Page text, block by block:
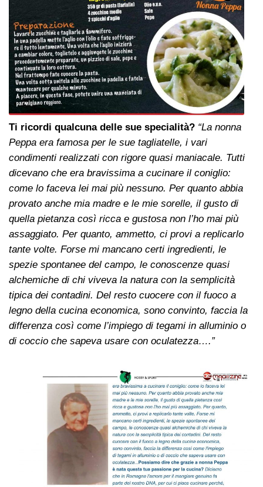
Ti ricordi qualcuna delle sue specialità? “La nonna
Peppa era famosa per le sue tagliatelle, i vari
condimenti realizzati con rigore quasi maniacale. Tutti
dicevano che era bravissima a cucinare il coniglio:
come lo faceva lei mai più nessuno. Per quanto abbia
provato anche mia madre e le mie sorelle, il gusto di
quella pietanza così ricca e gustosa non l’ho mai più
assaggiato. Per quanto, ammetto, ci provi a replicarlo
tante volte. Forse mi mancano certi ingredienti, le
spezie spontanee del campo, le conoscenze quasi
alchemiche di chi viveva la natura con la semplicità
tipica dei contadini. Del resto cuocere con il fuoco a
legno della cucina economica, sono convinto, faccia la
differenza così come l’impiego di tegami in alluminio o
di coccio che sapeva usare con oculatezza….”